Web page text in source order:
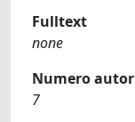
Fulltext
none
Numero
7